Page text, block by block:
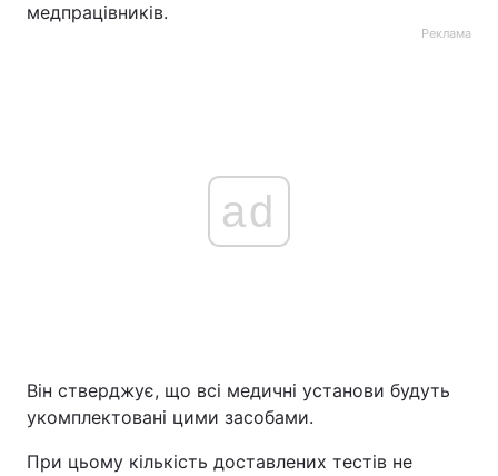
медпрацівників.
Реклама
ad
Він стверджує, що всі медичні установи будуть
укомплектовані цими засобами.
При цьому кількість доставлених тестів не